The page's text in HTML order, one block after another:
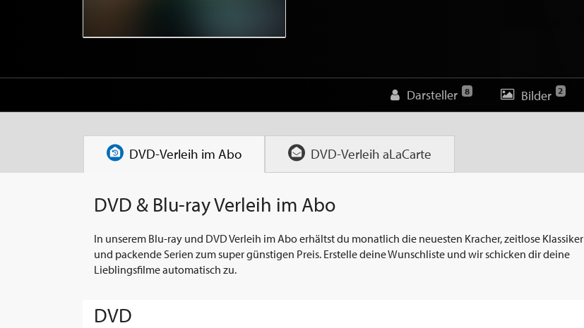
Darsteller 8 Bilder 2
DVD-Verleih im Abo DVD-Verleih aLaCarte
DVD & Blu-ray Verleih im Abo
In unserem Blu-ray und DVD Verleih im Abo erhältst du monatlich die neuesten Kracher, zeitlose Klassiker
und packende Serien zum super günstigen Preis. Erstelle deine Wunschliste und wir schicken dir deine
Lieblingsfilme automatisch zu.
DVD